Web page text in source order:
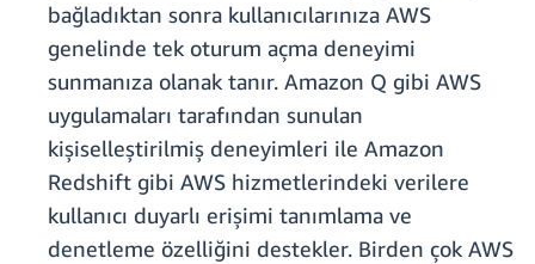
bağladıktan sonra kullanıcılarınıza AWS
genelinde tek oturum açma deneyimi
sunmanıza olanak tanır. Amazon Q gibi AWS
uygulamaları tarafından sunulan
kişiselleştirilmiş deneyimleri ile Amazon
Redshift gibi AWS hizmetlerindeki verilere
kullanıcı duyarlı erişimi tanımlama ve
denetleme özelliğini destekler. Birden çok AWS